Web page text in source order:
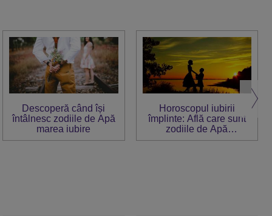
Descoperă când își
întâlnesc zodiile de Apă
marea iubire
Horoscopul iubirii
împlinte: Află care sunt
zodiile de Apă
norocoase în dragoste